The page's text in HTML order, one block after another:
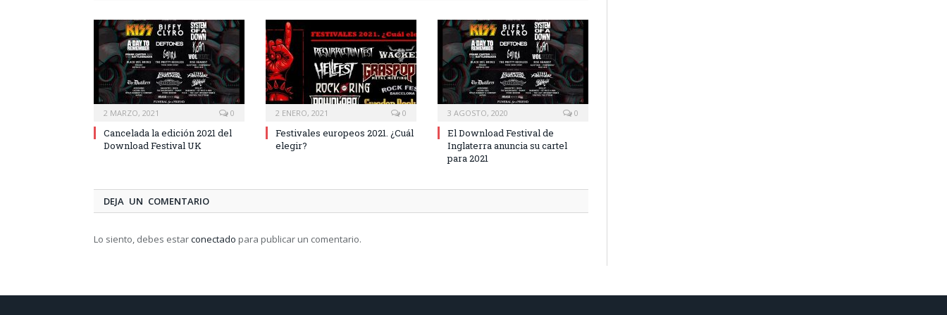
2 MARZO, 2021 0
Cancelada la edición 2021 del
Download Festival UK
2 ENERO, 2021 0
Festivales europeos 2021. ¿Cuál
elegir?
3 AGOSTO, 2020 0
El Download Festival de
Inglaterra anuncia su cartel
para 2021
DEJA UN COMENTARIO
Lo siento, debes estarconectado para publicar un comentario.